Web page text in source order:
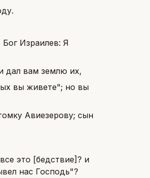
Израилев: Я
дал вам землю их,
вы живете"; но вы
Авиезерову; сын
это [бедствие]? и
нас Господь"?